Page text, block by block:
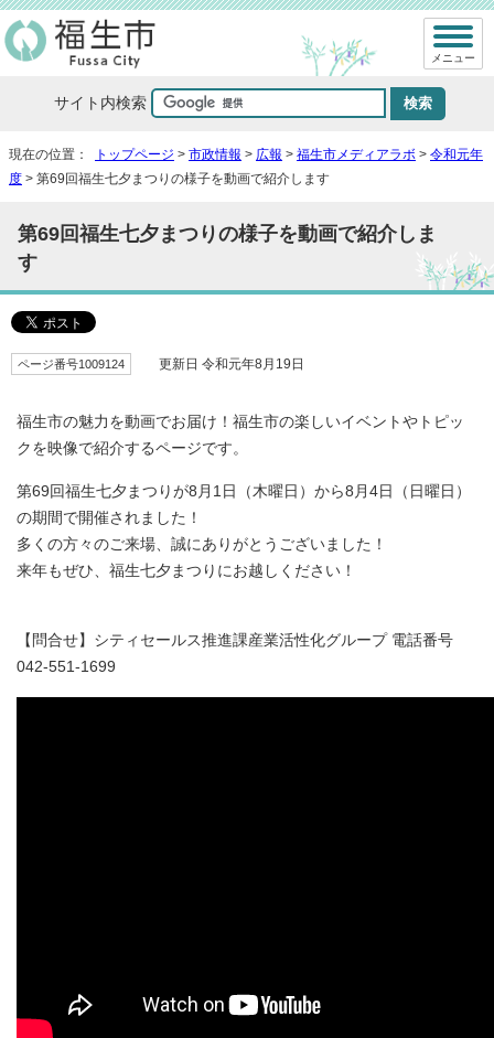
サイト内検索
メニュー
現在の位置： トップページ > 市政情報 > 広報 > 福生市メディアラボ > 令和元年
度 > 第69回福生七夕まつりの様子を動画で紹介します
第69回福生七夕まつりの様子を動画で紹介しま
す
ページ番号1009124 更新日 令和元年8月19日
福生市の魅力を動画でお届け！福生市の楽しいイベントやトピッ
クを映像で紹介するページです。
第69回福生七夕まつりが8月1日（木曜日）から8月4日（日曜日）
の期間で開催されました！
多くの方々のご来場、誠にありがとうございました！
来年もぜひ、福生七夕まつりにお越しください！
【問合せ】シティセールス推進課産業活性化グループ 電話番号
042-551-1699